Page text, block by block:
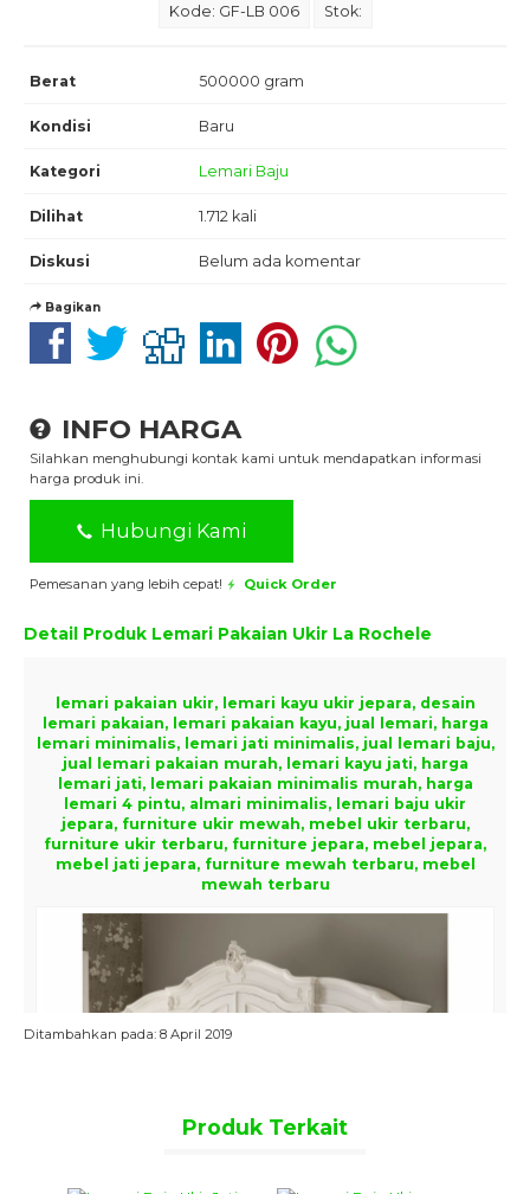
Kode: GF-LB 006 Stok:
Berat 500000 gram
Kondisi Baru
Kategori Lemari Baju
Dilihat 1.712 kali
Diskusi Belum ada komentar
Bagikan
INFO HARGA
Silahkan menghubungi kontak kami untuk mendapatkan informasi
harga produk ini.
Hubungi Kami
Pemesanan yang lebih cepat! Quick Order
Detail Produk Lemari Pakaian Ukir La Rochele
lemari pakaian ukir, lemari kayu ukir jepara, desain
lemari pakaian, lemari pakaian kayu, jual lemari, harga
lemari minimalis, lemari jati minimalis, jual lemari baju,
jual lemari pakaian murah, lemari kayu jati, harga
lemari jati, lemari pakaian minimalis murah, harga
lemari 4 pintu, almari minimalis, lemari baju ukir
jepara, furniture ukir mewah, mebel ukir terbaru,
furniture ukir terbaru, furniture jepara, mebel jepara,
mebel jati jepara, furniture mewah terbaru, mebel
mewah terbaru
Ditambahkan pada: 8 April 2019
Produk Terkait